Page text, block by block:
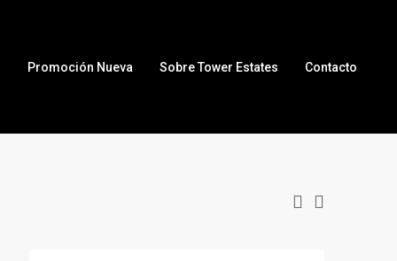
Promoción Nueva Sobre Tower Estates Contacto